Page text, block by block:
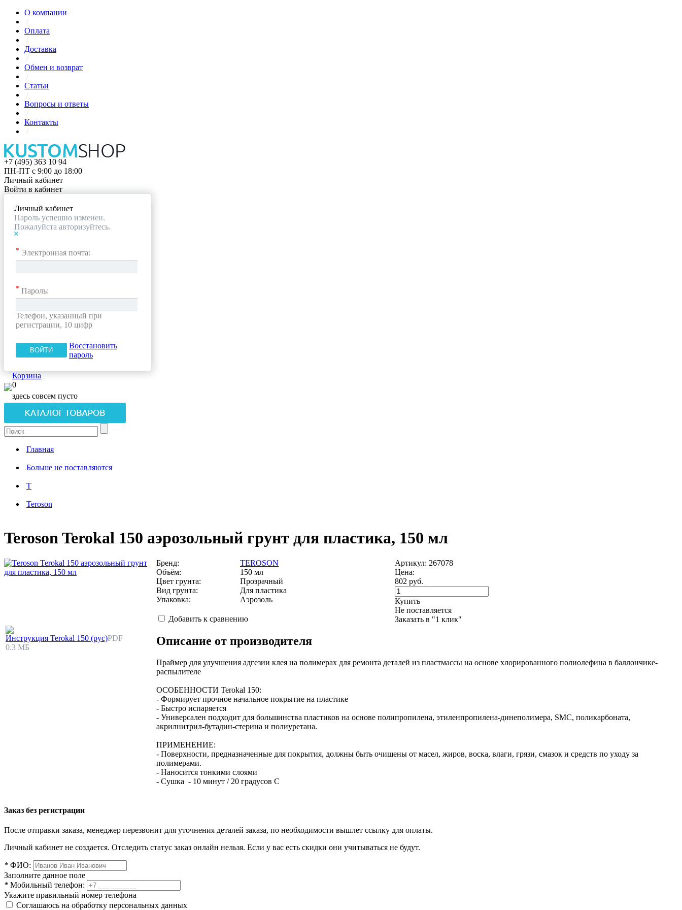
О компании
/
Оплата
/
Доставка
/
Обмен и возврат
/
Статьи
/
Вопросы и ответы
/
Контакты
/
+7 (495) 363 10 94
ПН-ПТ с 9:00 до 18:00
Личный кабинет
Войти в кабинет
Личный кабинет
Пароль успешно изменен.
Пожалуйста авторизуйтесь.
* Электронная почта:
* Пароль:
Телефон, указанный при
регистрации, 10 цифр
Восстановить
пароль
Корзина
0
здесь совсем пусто
Главная
Больше не поставляются
T
Teroson
Teroson Terokal 150 аэрозольный грунт для пластика, 150 мл
Бренд:
TEROSON
Объём:
150 мл
Цвет грунта:
Прозрачный
Вид грунта:
Для пластика
Упаковка:
Аэрозоль
Добавить к сравнению
Артикул: 267078
Цена:
802 руб.
Купить
Не поставляется
Заказать в "1 клик"
Инструкция Terokal 150 (рус)PDF
0.3 МБ
Описание от производителя
Праймер для улучшения адгезии клея на полимерах для ремонта деталей из пластмассы на основе хлорированного полиолефина в баллончике-
распылителе
ОСОБЕННОСТИ Terokal 150:
- Формирует прочное начальное покрытие на пластике
- Быстро испаряется
- Универсален подходит для большинства пластиков на основе полипропилена, этиленпропилена-динеполимера, SMC, поликарбоната,
акрилнитрил-бутадин-стерина и полиуретана.
ПРИМЕНЕНИЕ:
- Поверхности, предназначенные для покрытия, должны быть очищены от масел, жиров, воска, влаги, грязи, смазок и средств по уходу за
полимерами.
- Наносится тонкими слоями
- Сушка - 10 минут / 20 градусов С
Заказ без регистрации
После отправки заказа, менеджер перезвонит для уточнения деталей заказа, по необходимости вышлет ссылку для оплаты.
Личный кабинет не создается. Отследить статус заказ онлайн нельзя. Если у вас есть скидки они учитываться не будут.
* ФИО:
Заполните данное поле
* Мобильный телефон:
Укажите правильный номер телефона
Соглашаюсь на обработку персональных данных